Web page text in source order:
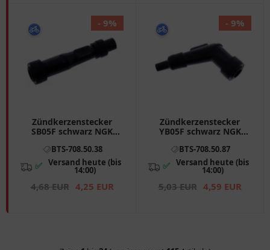
Zündkerzenstecker
SB05F schwarz NGK
passend für: Cagiva W16
BTS-708.50.38
✅ Versand heute (bis
14:00)
4,68 EUR 4,25 EUR
- 9%
Zündkerzenstecker
YB05F schwarz NGK
GPZ, Z, Z1, Honda CB
BTS-708.50.87
✅ Versand heute (bis
14:00)
5,03 EUR 4,59 EUR
- 9%